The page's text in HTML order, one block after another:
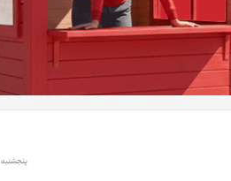
پنجشنبه 31 ارديبهشت 1394 | 12 سال پیش